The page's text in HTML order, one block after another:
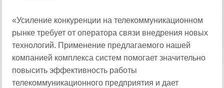
«Усиление конкуренции на телекоммуникационном
рынке требует от оператора связи внедрения новых
технологий. Применение предлагаемого нашей
компанией комплекса систем помогает значительно
повысить эффективность работы
телекоммуникационного предприятия и дает